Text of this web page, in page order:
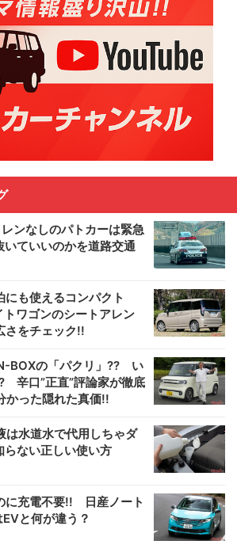
ンなしのパトカーは緊急
いていいのかを道路交通
にも使えるコンパクト
ワゴンのシートアレン
さをチェック!!
BOXの「パクリ」?? い
辛口”正直”評論家が徹底
かった隠れた真価!!
は水道水で代用しちゃダ
ない正しい使い方
に充電不要!! 日産ノート
と何が違う？